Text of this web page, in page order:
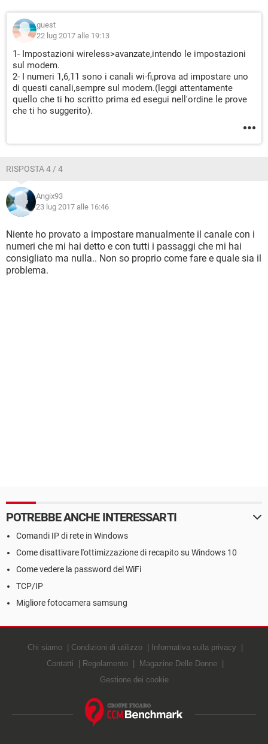
guest
22 lug 2017 alle 19:13
1- Impostazioni wireless>avanzate,intendo le impostazioni
sul modem.
2- I numeri 1,6,11 sono i canali wi-fi,prova ad impostare uno
di questi canali,sempre sul modem.(leggi attentamente
quello che ti ho scritto prima ed esegui nell'ordine le prove
che ti ho suggerito).
RISPOSTA 4 / 4
Angix93
23 lug 2017 alle 16:46
Niente ho provato a impostare manualmente il canale con i
numeri che mi hai detto e con tutti i passaggi che mi hai
consigliato ma nulla.. Non so proprio come fare e quale sia il
problema.
POTREBBE ANCHE INTERESSARTI
Comandi IP di rete in Windows
Come disattivare l'ottimizzazione di recapito su Windows 10
Come vedere la password del WiFi
TCP/IP
Migliore fotocamera samsung
Chi siamo Condizioni di utilizzo
Informativa sulla privacy
Contatti
Regolamento
Magazine Delle Donne
Gestione dei cookie